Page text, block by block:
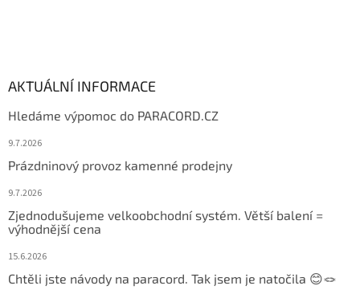
AKTUÁLNÍ INFORMACE
Hledáme výpomoc do PARACORD.CZ
9.7.2026
Prázdninový provoz kamenné prodejny
9.7.2026
Zjednodušujeme velkoobchodní systém. Větší balení =
výhodnější cena
15.6.2026
Chtěli jste návody na paracord. Tak jsem je natočila 😊🪢